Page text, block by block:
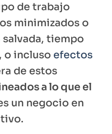
de trabajo
minimizados o
tiempo
o incluso efectos
de estos
a lo que el
un negocio en